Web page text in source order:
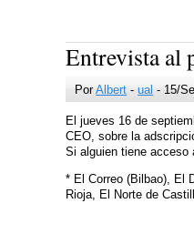
Entrevista al
PorAlbert -ual - 15/
El jueves 16 de
CEO, sobre la
Si alguien tiene acceso
* El Correo (Bilbao), El
Rioja, El Norte de